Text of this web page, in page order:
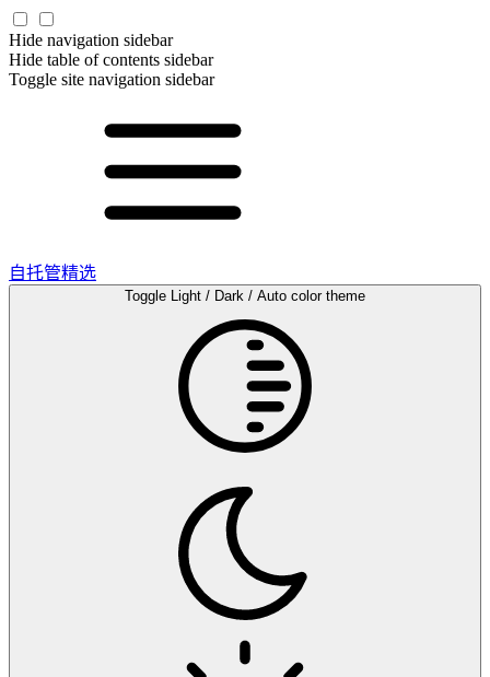
Hide navigation sidebar
Hide table of contents sidebar
Toggle site navigation sidebar
自托管精选
Toggle Light / Dark / Auto color theme